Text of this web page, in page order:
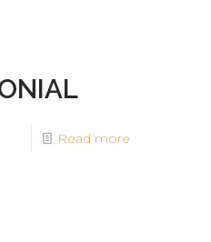
Read more